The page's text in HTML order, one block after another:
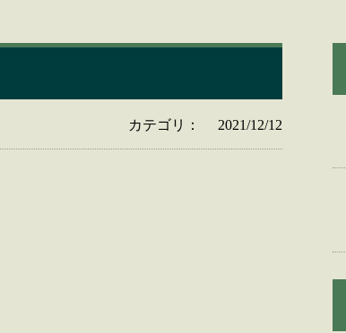
カテゴリ： 2021/12/12